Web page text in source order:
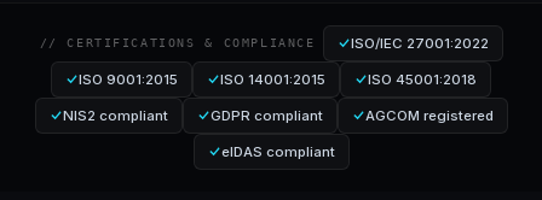
// CERTIFICATIONS & COMPLIANCE ISO/IEC 27001:2022
ISO 9001:2015 ISO 14001:2015 ISO 45001:2018
NIS2 compliant GDPR compliant AGCOM registered
eIDAS compliant